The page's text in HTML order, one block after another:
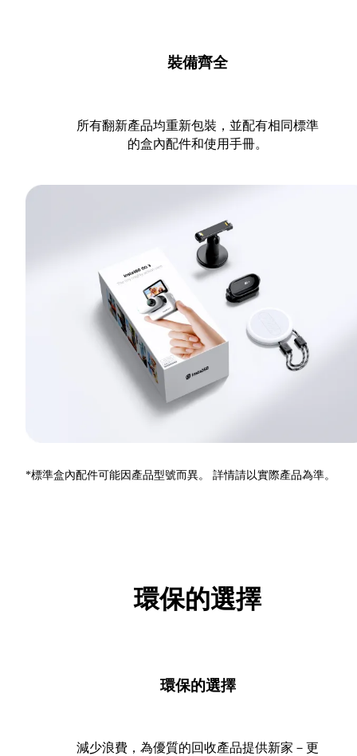
裝備齊全
所有翻新產品均重新包裝，並配有相同標準
的盒內配件和使用手冊。
*標準盒內配件可能因產品型號而異。 詳情請以實際產品為準。
環保的選擇
環保的選擇
減少浪費，為優質的回收產品提供新家－更